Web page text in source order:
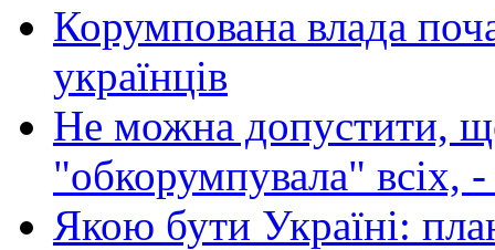
Корумпована влада
українців
Не можна допустити,
"обкорумпувала" всіх,
Якою бути Україні: